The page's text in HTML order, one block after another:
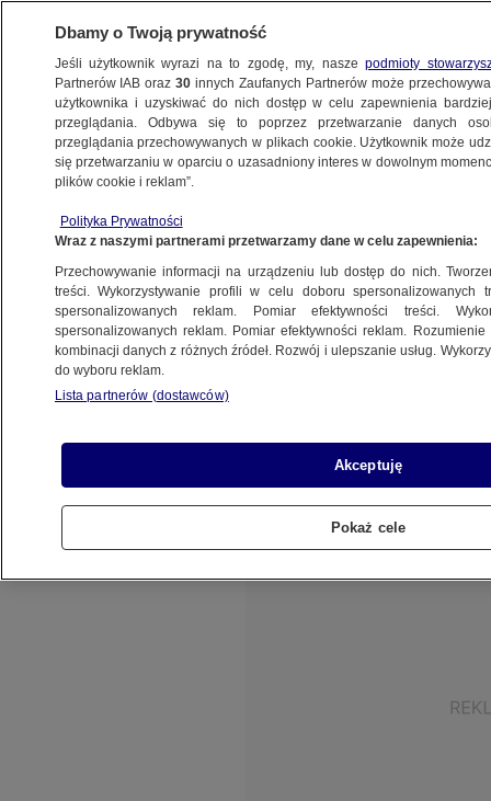
METEO
ŚWIAT
Tajkonauci wrócili na Ziemię
30.04.2024, 20:49
Udostępnij
Trzech tajkonautów wróciło we wtorek na
kosmicznej Tiangong. - Jestem dumny z mojej
ojczyzny - powiedział Tang Hongbo, jeden z
tajkonautów.
Dbamy o Twoją prywatność
Jeśli użytkownik wyrazi na to zgodę, my, naszepodmioty
Partnerów IAB oraz30 innych Zaufanych Partnerów może
użytkownika i uzyskiwać do nich dostęp w celu zapewnienia
przeglądania. Odbywa się to poprzez przetwarzanie danych
przeglądania przechowywanych w plikach cookie. Użytkownik może
się przetwarzaniu w oparciu o uzasadniony interes w dowolnym
plików cookie i reklam”.
Polityka Prywatności
Wraz z naszymi partnerami przetwarzamy dane w celu zapewnienia:
Przechowywanie informacji na urządzeniu lub dostęp do nich.
treści. Wykorzystywanie profili w celu doboru spersonalizowanych
spersonalizowanych reklam. Pomiar efektywności treści.
spersonalizowanych reklam. Pomiar efektywności reklam.
kombinacji danych z różnych źródeł. Rozwój i ulepszanie usług.
do wyboru reklam.
Lista partnerów (dostawców)
Akceptuję
Pokaż cele